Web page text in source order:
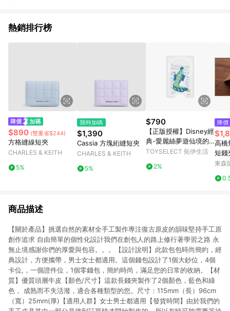
熱銷排行榜
$890 (雙重省$244)
方格縫線短夾
CHARLES & KEITH
5%
限時加碼
$1,390
Cassia 方塊絎縫短夾
CHARLES & KEITH
5%
$790
【正版授權】Disney經
典-愛麗絲夢遊仙境的
毛毛蟲MagSafe磁吸卡
TOYSELECT 拓伊生活
2%
降價
高橋短
短錢
東森
商品描述
【關於產品】挑選自然的素材全手工製作專注復古原皮的韻味堅持手工原
創作追求 自由簡單的個性化設計我們在創包人的路上修行著學習之路 永
無止境感謝你們的厚愛與包容。。。【設計說明】此款包包時尚簡約，經
典設計，方便攜帶，男士女士都適用。這個錢包設計了1個大鈔位，4個
卡位,，一個證件位，1個零錢包，簡約時尚，滿足您的日常的收納。【材
質】優質頭層牛皮【顏色/尺寸】這款長錢夾製作了2個顏色，藍色和綠
色， 成熟而不失活潑，適合各種類型的您。尺寸：115mm（長）96cm
（寬）25mm(厚)【適用人群】女士男士都適用【發貨時間】由於我們的